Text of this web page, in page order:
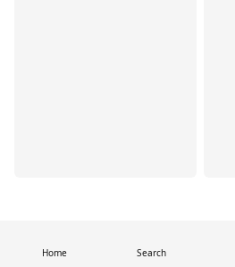
Home Search